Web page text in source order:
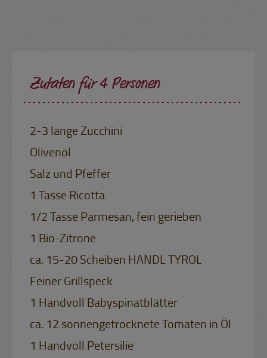
Zutaten für 4 Personen
2-3 lange Zucchini
Olivenöl
Salz und Pfeffer
1 Tasse Ricotta
1/2 Tasse Parmesan, fein gerieben
1 Bio-Zitrone
ca. 15-20 Scheiben HANDL TYROL
Feiner Grillspeck
1 Handvoll Babyspinatblätter
ca. 12 sonnengetrocknete Tomaten in Öl
1 Handvoll Petersilie